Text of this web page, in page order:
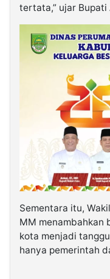
tertata,” ujar Bupati
Sementara itu,
MM menambahkan
kota menjadi
hanya pemerintah